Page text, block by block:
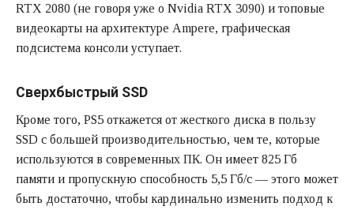
RTX 2080 (не говоря уже о Nvidia RTX 3090) и топовые
видеокарты на архитектуре Ampere, графическая
подсистема консоли уступает.
Сверхбыстрый SSD
Кроме того, PS5 откажется от жесткого диска в пользу
SSD с большей производительностью, чем те, которые
используются в современных ПК. Он имеет 825 Гб
памяти и пропускную способность 5,5 Гб/с — этого может
быть достаточно, чтобы кардинально изменить подход к